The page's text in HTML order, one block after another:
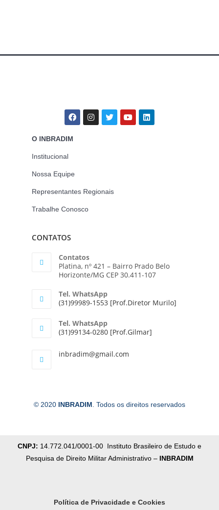
O INBRADIM
Institucional
Nossa Equipe
Representantes Regionais
Trabalhe Conosco
CONTATOS
Contatos
Platina, nº 421 – Bairro Prado Belo
Horizonte/MG CEP 30.411-107
Tel. WhatsApp
(31)99989-1553 [Prof.Diretor Murilo]
Tel. WhatsApp
(31)99134-0280 [Prof.Gilmar]
inbradim@gmail.com
© 2020 INBRADIM . Todos os direitos reservados
CNPJ: 14.772.041/0001-00 Instituto Brasileiro de Estudo e
Pesquisa de Direito Militar Administrativo – INBRADIM
Política de Privacidade e Cookies